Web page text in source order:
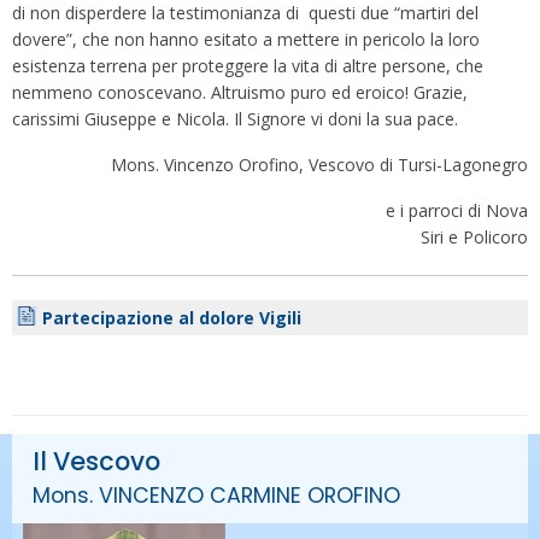
di non disperdere la testimonianza di questi due “martiri del
dovere”, che non hanno esitato a mettere in pericolo la loro
esistenza terrena per proteggere la vita di altre persone, che
nemmeno conoscevano. Altruismo puro ed eroico! Grazie,
carissimi Giuseppe e Nicola. Il Signore vi doni la sua pace.
Mons. Vincenzo Orofino, Vescovo di Tursi-Lagonegro
e i parroci di Nova
Siri e Policoro
Partecipazione al dolore Vigili
Il Vescovo
Mons. VINCENZO CARMINE OROFINO